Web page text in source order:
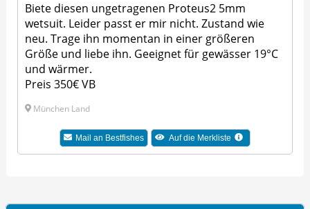
Biete diesen ungetragenen Proteus2 5mm
wetsuit. Leider passt er mir nicht. Zustand wie
neu. Trage ihn momentan in einer größeren
Größe und liebe ihn. Geeignet für gewässer 19°C
und wärmer.
Preis 350€ VB
München Land
Mail an Bestfishes Auf die Merkliste